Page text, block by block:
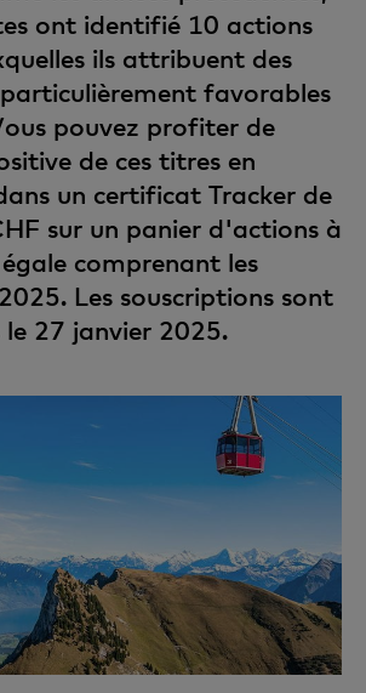
ont identifié 10 actions
ils attribuent des
favorables
pouvez profiter de
de ces titres en
un certificat Tracker de
sur un panier d'actions à
comprenant les
Les souscriptions sont
le 27 janvier 2025.